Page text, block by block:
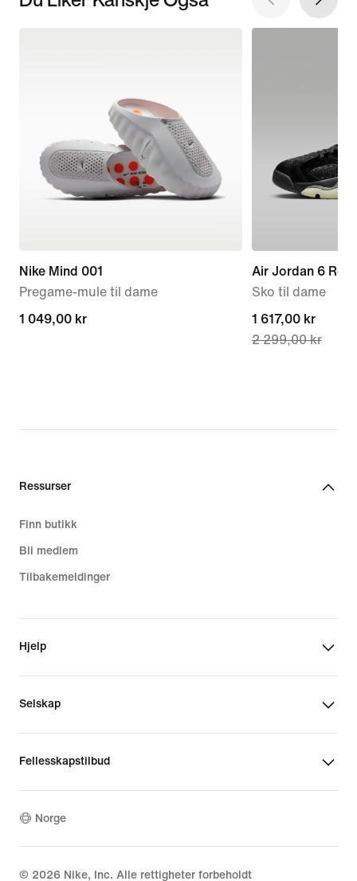
Nike Mind 001
Pregame-mule til dame
1 049,00 kr
1 049,00 kr
Air Jordan 6
Sko til dame
current
price
2 299,00 kr
1 617,00 kr
2 299,00 kr
Ressurser
Finn butikk
Bli medlem
Tilbakemeldinger
Hjelp
Selskap
Fellesskapstilbud
Norge
© 2026 Nike, Inc. Alle rettigheter forbeholdt